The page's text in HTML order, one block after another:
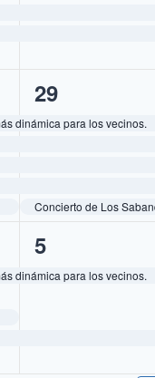
dinámica para los vecinos.
5
eventos,
29
Concierto de Los
dinámica para los vecinos.
2
eventos,
5